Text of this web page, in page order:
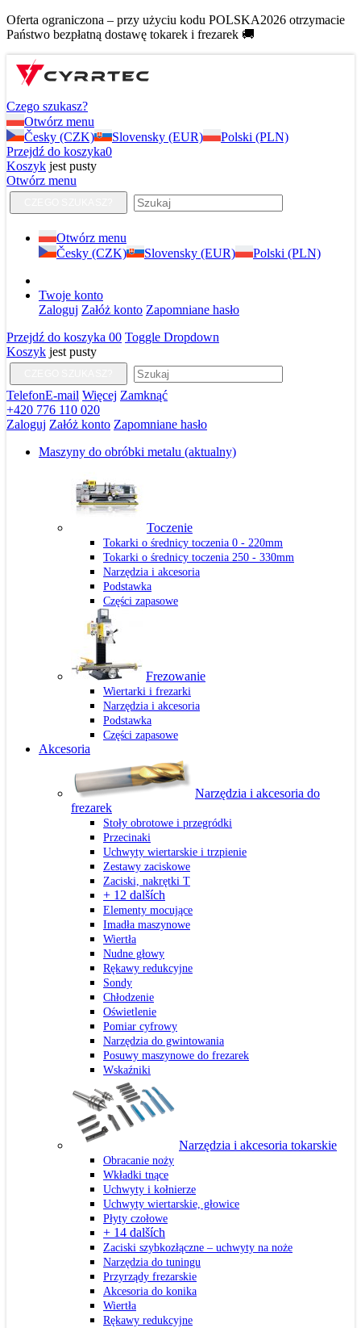
Oferta ograniczona – przy użyciu kodu POLSKA2026 otrzymacie
Państwo bezpłatną dostawę tokarek i frezarek 🚚
Czego szukasz?
Otwórz menu
Česky (CZK)
Slovensky (EUR)
Polski (PLN)
Przejdź do koszyka0
Koszyk jest pusty
Otwórz menu
Otwórz menu
Česky (CZK)
Slovensky (EUR) Polski (PLN)
Twoje konto
Zaloguj Załóż konto Zapomniane hasło
Przejdź do koszyka 00 Toggle Dropdown
Koszyk jest pusty
TelefonE-mail Więcej Zamknąć
+420 776 110 020
Zaloguj Załóż konto Zapomniane hasło
Maszyny do obróbki metalu (aktualny)
Toczenie
Tokarki o średnicy toczenia 0 - 220mm
Tokarki o średnicy toczenia 250 - 330mm
Narzędzia i akcesoria
Podstawka
Części zapasowe
Frezowanie
Wiertarki i frezarki
Narzędzia i akcesoria
Podstawka
Części zapasowe
Akcesoria
Narzędzia i akcesoria do
frezarek
Stoły obrotowe i przegródki
Przecinaki
Uchwyty wiertarskie i trzpienie
Zestawy zaciskowe
Zaciski, nakrętki T
+ 12 dalších
Elementy mocujące
Imadła maszynowe
Wiertła
Nudne głowy
Rękawy redukcyjne
Sondy
Chłodzenie
Oświetlenie
Pomiar cyfrowy
Narzędzia do gwintowania
Posuwy maszynowe do frezarek
Wskaźniki
Narzędzia i akcesoria tokarskie
Obracanie noży
Wkładki tnące
Uchwyty i kołnierze
Uchwyty wiertarskie, głowice
Płyty czołowe
+ 14 dalších
Zaciski szybkozłączne – uchwyty na noże
Narzędzia do tuningu
Przyrządy frezarskie
Akcesoria do konika
Wiertła
Rękawy redukcyjne